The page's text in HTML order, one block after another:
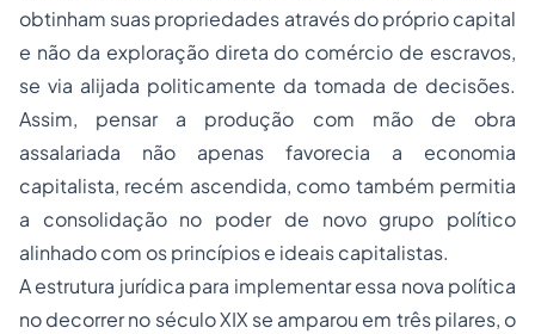
obtinham suas propriedades através do próprio capital
e não da exploração direta do comércio de escravos,
se via alijada politicamente da tomada de decisões.
Assim, pensar a produção com mão de obra
assalariada não apenas favorecia a economia
capitalista, recém ascendida, como também permitia
a consolidação no poder de novo grupo político
alinhado com os princípios e ideais capitalistas.
A estrutura jurídica para implementar essa nova política
no decorrer no século XIX se amparou em três pilares, o